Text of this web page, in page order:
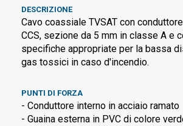
DESCRIZIONE
Cavo coassiale TVSAT con
CCS, sezione da 5 mm in classe A e
specifiche appropriate per la bassa
gas tossici in caso d'incendio.
PUNTI DI FORZA
- Conduttore interno in acciaio ramato
- Guaina esterna in PVC di colore